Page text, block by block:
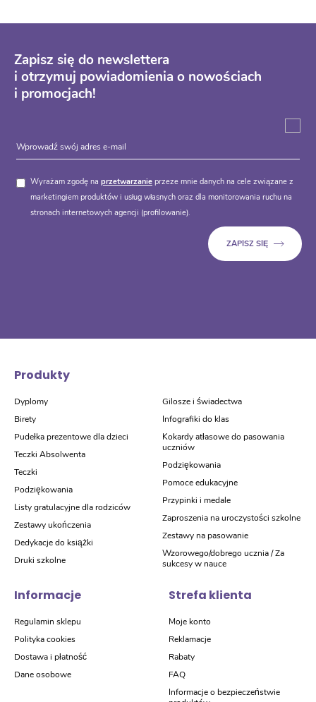
Zapisz się do newslettera
i otrzymuj powiadomienia o nowościach
i promocjach!
Wyrażam zgodę na przetwarzanie przeze mnie danych na cele związane z
marketingiem produktów i usług własnych oraz dla monitorowania ruchu na
stronach internetowych agencji (profilowanie).
Produkty
Dyplomy
Birety
Pudełka prezentowe dla dzieci
Teczki Absolwenta
Teczki
Podziękowania
Listy gratulacyjne dla rodziców
Zestawy ukończenia
Dedykacje do książki
Druki szkolne
Gilosze i świadectwa
Infografiki do klas
Kokardy atłasowe do pasowania
uczniów
Podziękowania
Pomoce edukacyjne
Przypinki i medale
Zaproszenia na uroczystości szkolne
Zestawy na pasowanie
Wzorowego/dobrego ucznia / Za
sukcesy w nauce
Informacje
Regulamin sklepu
Polityka cookies
Dostawa i płatność
Dane osobowe
Strefa klienta
Moje konto
Reklamacje
Rabaty
FAQ
Informacje o bezpieczeństwie